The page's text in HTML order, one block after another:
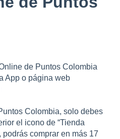
de Puntos Colombia
App o página web
Colombia, solo debes
el icono de “Tienda
comprar en más 17